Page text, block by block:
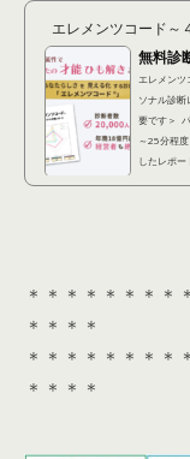
エレメンツコード～
無料診
エレメンツ
ソナル診
要です＞
～25分程
したレポー
＊＊＊＊＊＊＊＊
＊＊＊＊
＊＊＊＊＊＊＊＊
＊＊＊＊